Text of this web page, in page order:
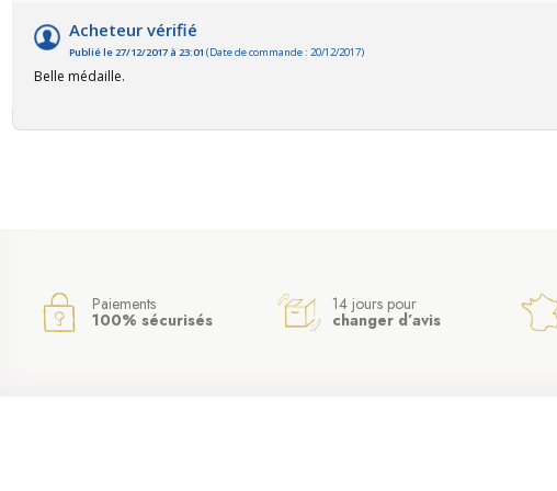
Acheteur vérifié
Publié le 27/12/2017 à 23:01 (Date de commande : 20/12/2017)
Belle médaille.
Paiements
100% sécurisés
14 jours pour
changer d’avis